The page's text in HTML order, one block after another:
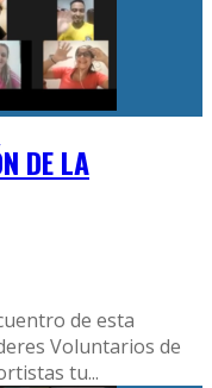
DE LA
de esta
Voluntarios de
tu...